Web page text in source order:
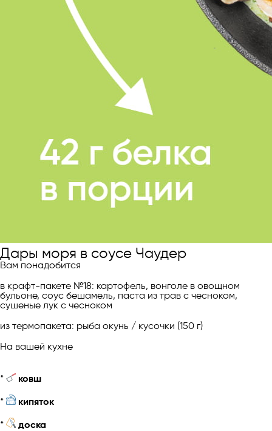
Дары моря в соусе Чаудер
Вам понадобится
в крафт-пакете №18: картофель, вонголе в овощном
бульоне, соус бешамель, паста из трав с чесноком,
сушеные лук с чесноком
из термопакета: рыба окунь / кусочки (150 г)
На вашей кухне
* ковш
*
кипяток
*
доска